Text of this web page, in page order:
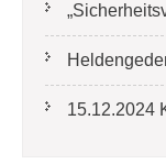
15.12.2024